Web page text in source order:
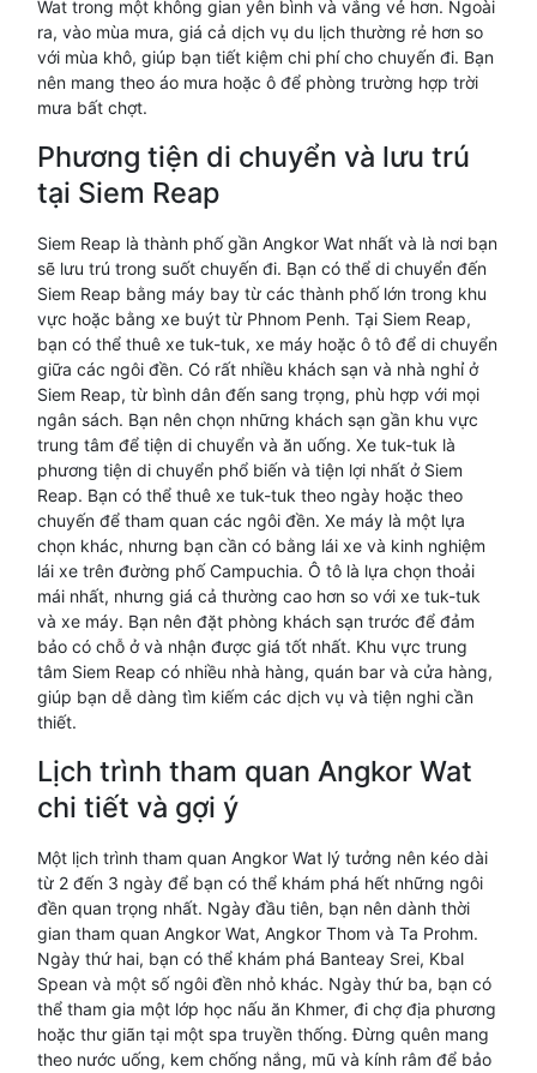
Wat trong một không gian yên bình và vắng vẻ hơn. Ngoài
ra, vào mùa mưa, giá cả dịch vụ du lịch thường rẻ hơn so
với mùa khô, giúp bạn tiết kiệm chi phí cho chuyến đi. Bạn
nên mang theo áo mưa hoặc ô để phòng trường hợp trời
mưa bất chợt.
Phương tiện di chuyển và lưu trú
tại Siem Reap
Siem Reap là thành phố gần Angkor Wat nhất và là nơi bạn
sẽ lưu trú trong suốt chuyến đi. Bạn có thể di chuyển đến
Siem Reap bằng máy bay từ các thành phố lớn trong khu
vực hoặc bằng xe buýt từ Phnom Penh. Tại Siem Reap,
bạn có thể thuê xe tuk-tuk, xe máy hoặc ô tô để di chuyển
giữa các ngôi đền. Có rất nhiều khách sạn và nhà nghỉ ở
Siem Reap, từ bình dân đến sang trọng, phù hợp với mọi
ngân sách. Bạn nên chọn những khách sạn gần khu vực
trung tâm để tiện di chuyển và ăn uống. Xe tuk-tuk là
phương tiện di chuyển phổ biến và tiện lợi nhất ở Siem
Reap. Bạn có thể thuê xe tuk-tuk theo ngày hoặc theo
chuyến để tham quan các ngôi đền. Xe máy là một lựa
chọn khác, nhưng bạn cần có bằng lái xe và kinh nghiệm
lái xe trên đường phố Campuchia. Ô tô là lựa chọn thoải
mái nhất, nhưng giá cả thường cao hơn so với xe tuk-tuk
và xe máy. Bạn nên đặt phòng khách sạn trước để đảm
bảo có chỗ ở và nhận được giá tốt nhất. Khu vực trung
tâm Siem Reap có nhiều nhà hàng, quán bar và cửa hàng,
giúp bạn dễ dàng tìm kiếm các dịch vụ và tiện nghi cần
thiết.
Lịch trình tham quan Angkor Wat
chi tiết và gợi ý
Một lịch trình tham quan Angkor Wat lý tưởng nên kéo dài
từ 2 đến 3 ngày để bạn có thể khám phá hết những ngôi
đền quan trọng nhất. Ngày đầu tiên, bạn nên dành thời
gian tham quan Angkor Wat, Angkor Thom và Ta Prohm.
Ngày thứ hai, bạn có thể khám phá Banteay Srei, Kbal
Spean và một số ngôi đền nhỏ khác. Ngày thứ ba, bạn có
thể tham gia một lớp học nấu ăn Khmer, đi chợ địa phương
hoặc thư giãn tại một spa truyền thống. Đừng quên mang
theo nước uống, kem chống nắng, mũ và kính râm để bảo